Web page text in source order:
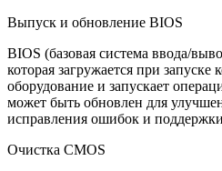
Выпуск и обновление BIOS
BIOS (базовая система ввода/
которая загружается при
оборудование и запускает
может быть обновлен для
исправления ошибок и
Очистка CMOS